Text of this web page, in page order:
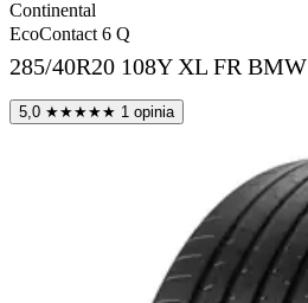
Continental
EcoContact 6 Q
285/40R20 108Y XL FR BMW
5,0 ★★★★★ 1 opinia